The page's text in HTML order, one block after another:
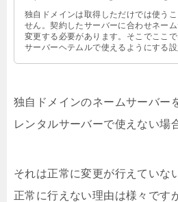
独自ドメインは取得しただけでは使う
せん。契約したサーバーに合わせネー
変更する必要があります。そこでここ
サーバーヘテムルで使えるようにする
独自ドメインのネームサーバー
レンタルサーバーで使えない場
それは正常に変更が行えていな
正常に行えない理由は様々です